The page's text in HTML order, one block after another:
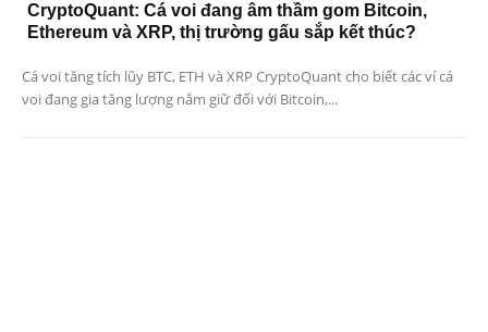
CryptoQuant: Cá voi đang âm thầm gom Bitcoin,
Ethereum và XRP, thị trường gấu sắp kết thúc?
Cá voi tăng tích lũy BTC, ETH và XRP CryptoQuant cho biết các ví cá
voi đang gia tăng lượng nắm giữ đối với Bitcoin,...